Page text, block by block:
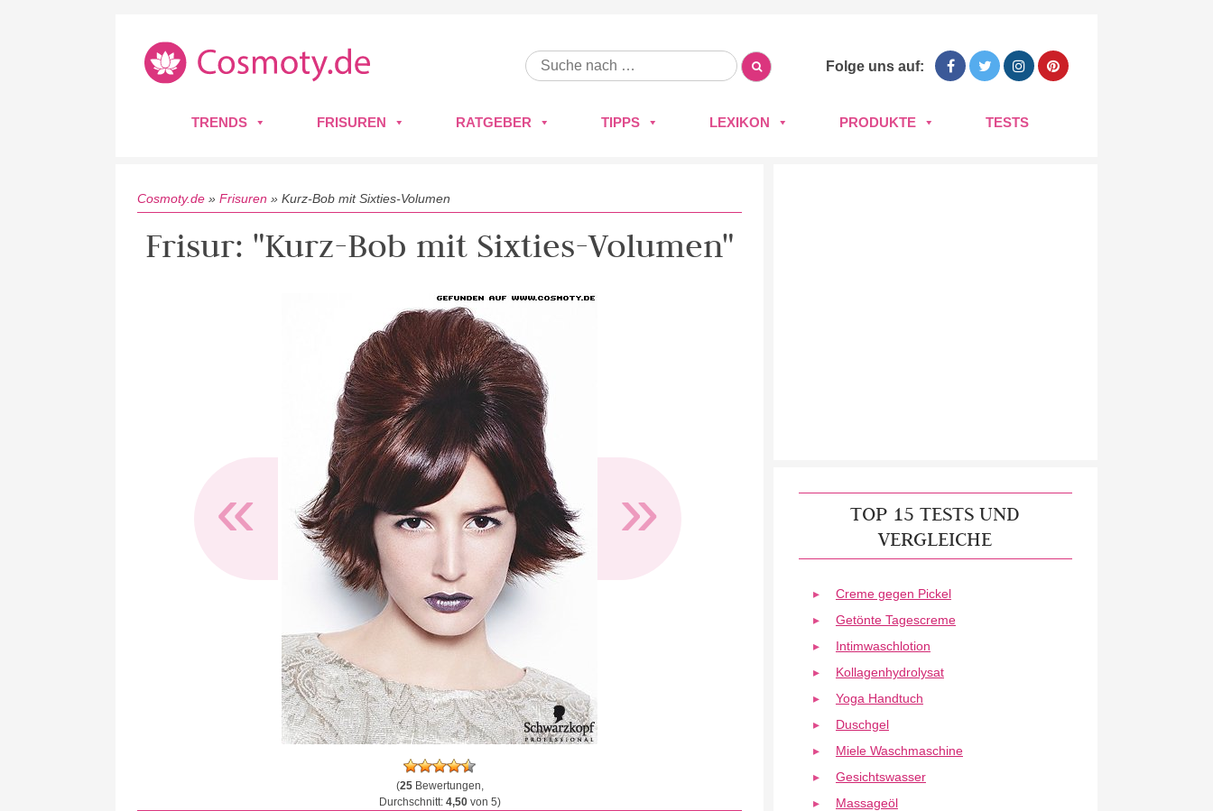
Folge uns auf:
TRENDS FRISUREN RATGEBER TIPPS LEXIKON PRODUKTE TESTS
Cosmoty.de » Frisuren » Kurz-Bob mit Sixties-Volumen
Frisur: "Kurz-Bob mit Sixties-Volumen"
« »
(25Bewertungen,
Durchschnitt: 4,50von 5)
TOP 15 TESTS UND
VERGLEICHE
Creme gegen Pickel
Getönte Tagescreme
Intimwaschlotion
Kollagenhydrolysat
Yoga Handtuch
Duschgel
Miele Waschmaschine
Gesichtswasser
Massageöl